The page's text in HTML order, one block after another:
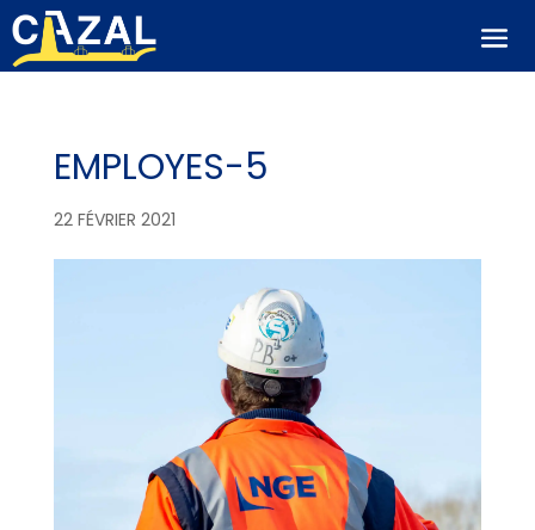
EMPLOYES-5
22 FÉVRIER 2021